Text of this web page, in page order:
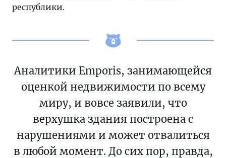
республики.
Аналитики Emporis, занимающейся
оценкой недвижимости по всему
миру, и вовсе заявили, что
верхушка здания построена с
нарушениями и может отвалиться
в любой момент. До сих пор, правда,